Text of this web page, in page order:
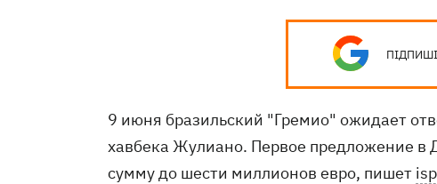
9 июня бразильский "Гремио" ожидает
хавбека Жулиано. Первое предложение в
сумму до шести миллионов евро, пишет